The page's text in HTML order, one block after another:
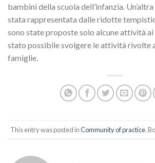
bambini della scuola dell’infanzia.
stata rappresentata dalle ridotte
sono state proposte solo alcune attività ai
stato possibile svolgere le attività rivolte
famiglie.
This entry was posted inCommunity of practice.